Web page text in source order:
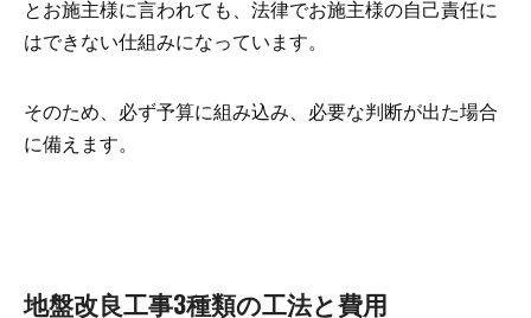
とお施主様に言われても、法律でお施主様の自己責任に
はできない仕組みになっています。
そのため、必ず予算に組み込み、必要な判断が出た場合
に備えます。
地盤改良工事3種類の工法と費用